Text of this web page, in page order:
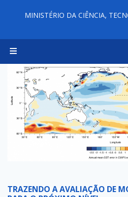
MINISTÉRIO DA CIÊNCIA,
TRAZENDO A AVALIAÇÃO DE